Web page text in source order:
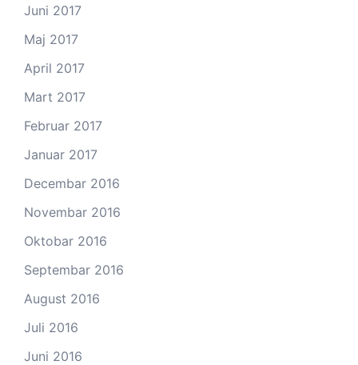
Juni 2017
Maj 2017
April 2017
Mart 2017
Februar 2017
Januar 2017
Decembar 2016
Novembar 2016
Oktobar 2016
Septembar 2016
August 2016
Juli 2016
Juni 2016